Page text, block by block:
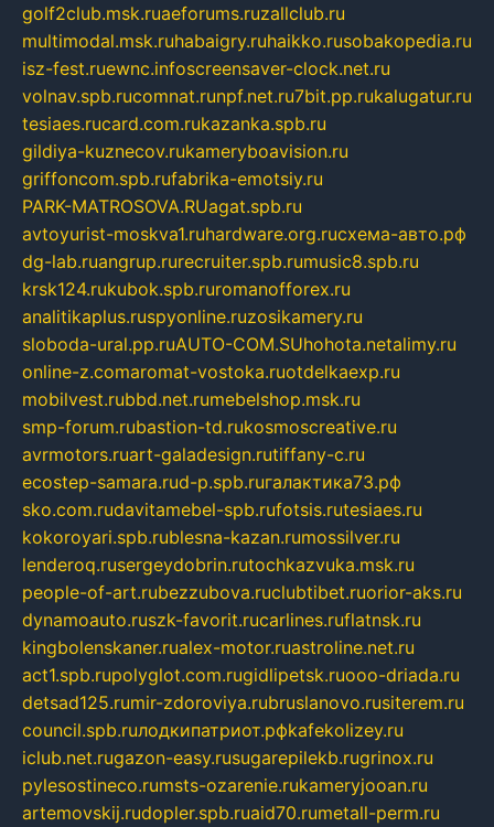
golf2club.msk.ruaeforums.ruzallclub.ru
multimodal.msk.ruhabaigry.ruhaikko.rusobakopedia.ru
isz-fest.ruewnc.infoscreensaver-clock.net.ru
volnav.spb.rucomnat.runpf.net.ru7bit.pp.rukalugatur.ru
tesiaes.rucard.com.rukazanka.spb.ru
gildiya-kuznecov.rukameryboavision.ru
griffoncom.spb.rufabrika-emotsiy.ru
PARK-MATROSOVA.RUagat.spb.ru
avtoyurist-moskva1.ruhardware.org.ruсхема-авто.рф
dg-lab.ruangrup.rurecruiter.spb.rumusic8.spb.ru
krsk124.rukubok.spb.ruromanofforex.ru
analitikaplus.ruspyonline.ruzosikamery.ru
sloboda-ural.pp.ruAUTO-COM.SUhohota.netalimy.ru
online-z.comaromat-vostoka.ruotdelkaexp.ru
mobilvest.rubbd.net.rumebelshop.msk.ru
smp-forum.rubastion-td.rukosmoscreative.ru
avrmotors.ruart-galadesign.rutiffany-c.ru
ecostep-samara.rud-p.spb.ruгалактика73.рф
sko.com.rudavitamebel-spb.rufotsis.rutesiaes.ru
kokoroyari.spb.rublesna-kazan.rumossilver.ru
lenderoq.rusergeydobrin.rutochkazvuka.msk.ru
people-of-art.rubezzubova.ruclubtibet.ruorior-aks.ru
dynamoauto.ruszk-favorit.rucarlines.ruflatnsk.ru
kingbolenskaner.rualex-motor.ruastroline.net.ru
act1.spb.rupolyglot.com.rugidlipetsk.ruooo-driada.ru
detsad125.rumir-zdoroviya.rubruslanovo.rusiterem.ru
council.spb.ruлодкипатриот.рфkafekolizey.ru
iclub.net.rugazon-easy.rusugarepilekb.rugrinox.ru
pylesostineco.rumsts-ozarenie.rukameryjooan.ru
artemovskij.rudopler.spb.ruaid70.rumetall-perm.ru